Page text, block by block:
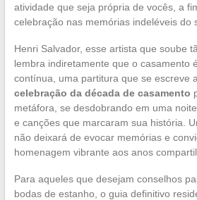
atividade que seja própria de vocês, a
celebração nas memórias indeléveis do
Henri Salvador, esse artista que soube
lembra indiretamente que o casamento
contínua, uma partitura que se escreve
celebração da década de casamento
metáfora, se desdobrando em uma
e canções que marcaram sua história.
não deixará de evocar memórias e
homenagem vibrante aos anos
Para aqueles que desejam conselhos
bodas de estanho, o guia definitivo